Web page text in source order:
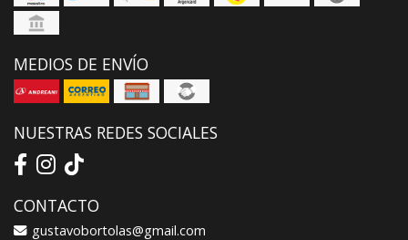
MEDIOS DE ENVÍO
NUESTRAS REDES SOCIALES
CONTACTO
gustavobortolas@gmail.com